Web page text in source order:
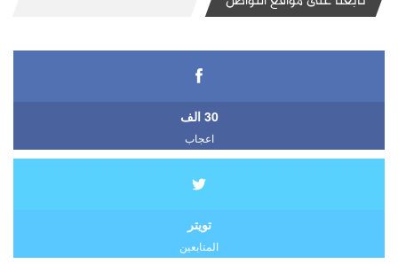
30 الف
اعجاب
تويتر
المتابعين